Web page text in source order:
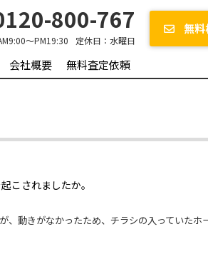
800-767
～PM19:30 定休日： 水曜日
無料
会社概要 無料査定依頼
こされましたか。
動きがなかったため、チラシの入っていたホ